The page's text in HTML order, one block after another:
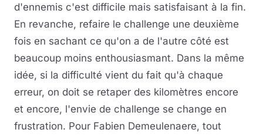
d'ennemis c'est difficile mais satisfaisant à la fin.
En revanche, refaire le challenge une deuxième
fois en sachant ce qu'on a de l'autre côté est
beaucoup moins enthousiasmant. Dans la même
idée, si la difficulté vient du fait qu'à chaque
erreur, on doit se retaper des kilomètres encore
et encore, l'envie de challenge se change en
frustration. Pour Fabien Demeulenaere, tout